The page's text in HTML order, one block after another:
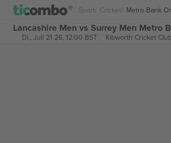
Sport Cricket Metro Bank
Lancashire Men vs Surrey Men Metro
Di., Juli 21 26, 12:00 BST Kibworth Cricket